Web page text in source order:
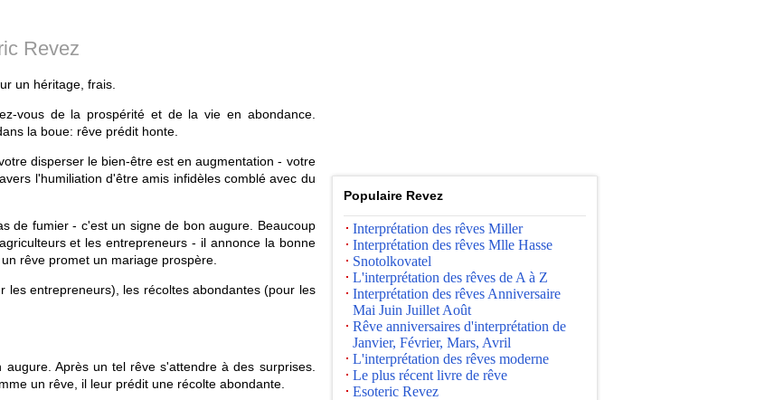
Revez
un héritage, frais.
vous de la prospérité et de la vie en abondance.
la boue: rêve prédit honte.
disperser le bien-être est en augmentation - votre
l'humiliation d'être amis infidèles comblé avec du
de fumier - c'est un signe de bon augure. Beaucoup
et les entrepreneurs - il annonce la bonne
rêve promet un mariage prospère.
entrepreneurs), les récoltes abondantes (pour les
Après un tel rêve s'attendre à des surprises.
un rêve, il leur prédit une récolte abondante.
Populaire Revez
Interprétation des rêves Miller
Interprétation des rêves Mlle Hasse
Snotolkovatel
L'interprétation des rêves de A à Z
Interprétation des rêves Anniversaire
Mai Juin Juillet Août
Rêve anniversaires d'interprétation de
Janvier, Février, Mars, Avril
L'interprétation des rêves moderne
Le plus récent livre de rêve
Esoteric Revez